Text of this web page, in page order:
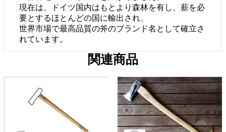
現在は、ドイツ国内はもとより森林を有し、薪を必
要とするほとんどの国に輸出され、
世界市場で最高品質の斧のブランド名として確立さ
れています。
関連商品